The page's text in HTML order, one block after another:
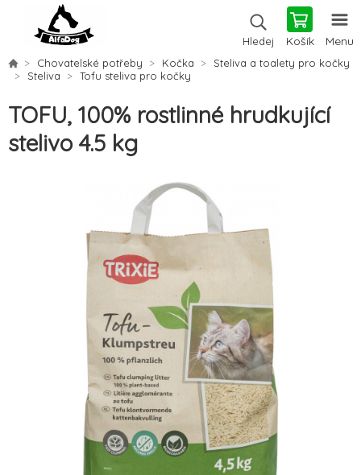
Hledej Košík Menu
Chovatelské potřeby Kočka
Steliva a toalety pro kočky
Steliva
Tofu steliva pro kočky
TOFU, 100% rostlinné hrudkující
stelivo 4.5 kg